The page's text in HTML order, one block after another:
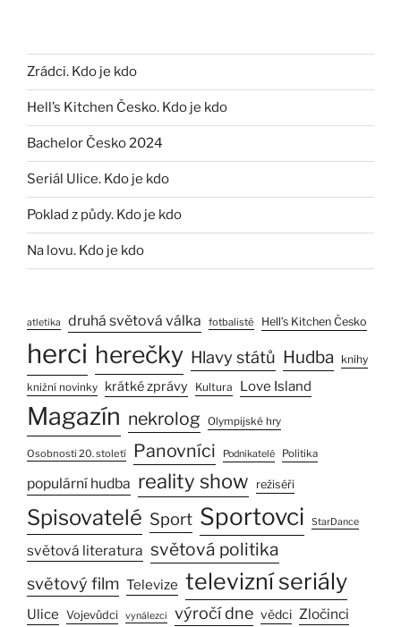
Zrádci. Kdo je kdo
Hell’s Kitchen Česko. Kdo je kdo
Bachelor Česko 2024
Seriál Ulice. Kdo je kdo
Poklad z půdy. Kdo je kdo
Na lovu. Kdo je kdo
atletika druhá světová válka fotbalisté Hell’s Kitchen Česko
herci herečky Hlavy států Hudba knihy
knižní novinky krátké zprávy Kultura Love Island
Magazín nekrolog Olympijské hry
Osobnosti 20. století Panovníci Podnikatelé Politika
populární hudba reality show režiséři
Spisovatelé Sport Sportovci StarDance
světová literatura světová politika
světový film Televize televizní seriály
Ulice Vojevůdci vynálezci výročí dne vědci Zločinci